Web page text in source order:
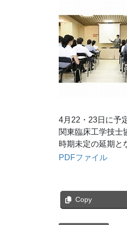
4月 22 ・ 23日に予
関東臨床工学技士
時期未定の延期と
PDFファイル
Copy